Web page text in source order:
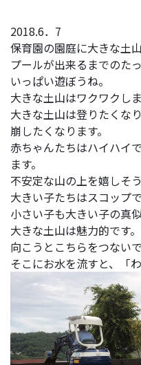
2018.6．7
保育園の園庭に大きな土
プールが出来るまでのた
いっぱい遊ぼうね。
大きな土山はワクワクしま
大きな土山は登りたくなり
崩したくなります。
赤ちゃんたちはハイハイ
ます。
不安定な山の上を嬉しそ
大きい子たちはスコップ
小さい子も大きい子の真
大きな土山は魅力的です。
向こうとこちらをつない
そこにお水を流すと、「